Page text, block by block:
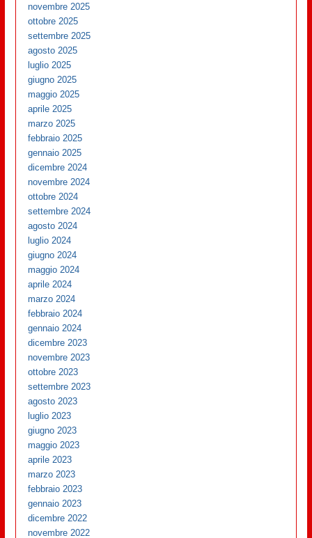
novembre 2025
ottobre 2025
settembre 2025
agosto 2025
luglio 2025
giugno 2025
maggio 2025
aprile 2025
marzo 2025
febbraio 2025
gennaio 2025
dicembre 2024
novembre 2024
ottobre 2024
settembre 2024
agosto 2024
luglio 2024
giugno 2024
maggio 2024
aprile 2024
marzo 2024
febbraio 2024
gennaio 2024
dicembre 2023
novembre 2023
ottobre 2023
settembre 2023
agosto 2023
luglio 2023
giugno 2023
maggio 2023
aprile 2023
marzo 2023
febbraio 2023
gennaio 2023
dicembre 2022
novembre 2022